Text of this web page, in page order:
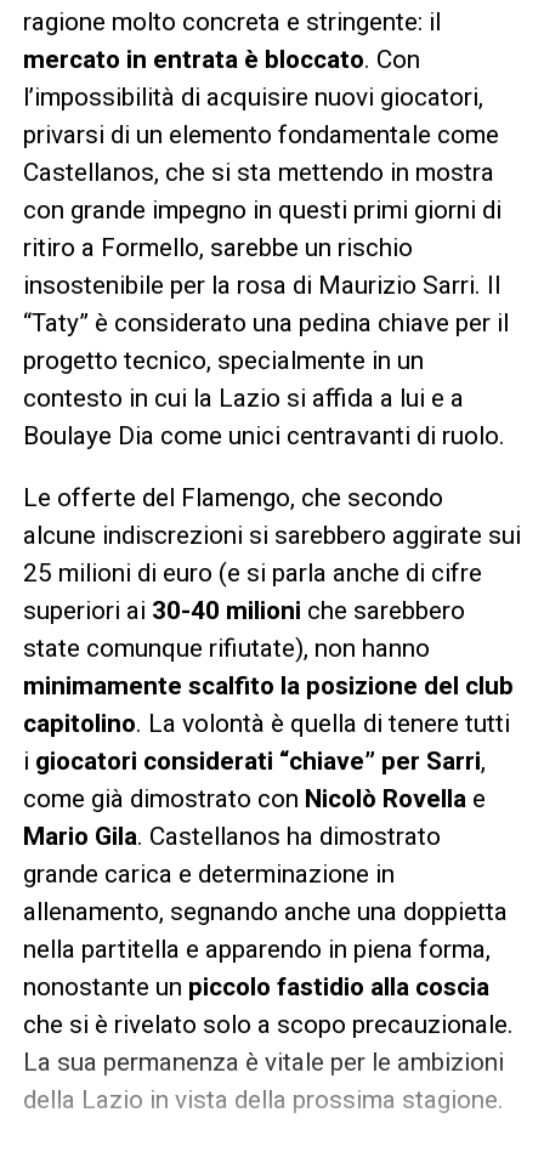
ragione molto concreta e stringente: il
mercato in entrata è bloccato. Con
l’impossibilità di acquisire nuovi giocatori,
privarsi di un elemento fondamentale come
Castellanos, che si sta mettendo in mostra
con grande impegno in questi primi giorni di
ritiro a Formello, sarebbe un rischio
insostenibile per la rosa di Maurizio Sarri. Il
“Taty” è considerato una pedina chiave per il
progetto tecnico, specialmente in un
contesto in cui la Lazio si affida a lui e a
Boulaye Dia come unici centravanti di ruolo.
Le offerte del Flamengo, che secondo
alcune indiscrezioni si sarebbero aggirate sui
25 milioni di euro (e si parla anche di cifre
superiori ai 30-40 milioni che sarebbero
state comunque rifiutate), non hanno
minimamente scalfito la posizione del club
capitolino. La volontà è quella di tenere tutti
i giocatori considerati “chiave” per Sarri,
come già dimostrato con Nicolò Rovellae
Mario Gila. Castellanos ha dimostrato
grande carica e determinazione in
allenamento, segnando anche una doppietta
nella partitella e apparendo in piena forma,
nonostante un piccolo fastidio alla coscia
che si è rivelato solo a scopo precauzionale.
La sua permanenza è vitale per le ambizioni
della Lazio in vista della prossima stagione.